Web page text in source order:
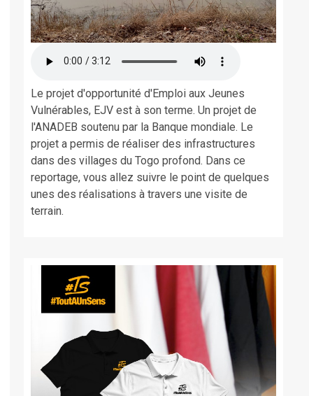
Le projet d'opportunité d'Emploi aux Jeunes
Vulnérables, EJV est à son terme. Un projet de
l'ANADEB soutenu par la Banque mondiale. Le
projet a permis de réaliser des infrastructures
dans des villages du Togo profond. Dans ce
reportage, vous allez suivre le point de quelques
unes des réalisations à travers une visite de
terrain.